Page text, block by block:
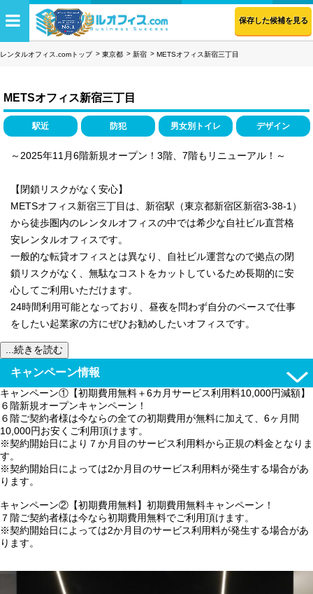
保存した候補を見る
レンタルオフィス.comトップ 東京都 新宿 METSオフィス新宿三丁目
METSオフィス新宿三丁目
駅近 防犯 男女別トイレ デザイン
～2025年11月6階新規オープン！3階、7階もリニューアル！～
【閉鎖リスクがなく安心】
METSオフィス新宿三丁目は、新宿駅（東京都新宿区新宿3-38-1）
から徒歩圏内のレンタルオフィスの中では希少な自社ビル直営格
安レンタルオフィスです。
一般的な転貸オフィスとは異なり、自社ビル運営なので拠点の閉
鎖リスクがなく、無駄なコストをカットしているため長期的に安
心してご利用いただけます。
24時間利用可能となっており、昼夜を問わず自分のペースで仕事
をしたい起業家の方にぜひお勧めしたいオフィスです。
...続きを読む
キャンペーン情報
キャンペーン①【初期費用無料＋6カ月サービス利用料10,000円減額】
６階新規オープンキャンペーン！
６階ご契約者様は今ならの全ての初期費用が無料に加えて、6ヶ月間
10,000円お安くご利用頂けます。
※契約開始日により７か月目のサービス利用料から正規の料金となりま
す。
※契約開始日によっては2か月目のサービス利用料が発生する場合があ
ります。
キャンペーン②【初期費用無料】初期費用無料キャンペーン！
７階ご契約者様は今なら初期費用無料でご利用頂けます。
※契約開始日によっては2か月目のサービス利用料が発生する場合があ
ります。